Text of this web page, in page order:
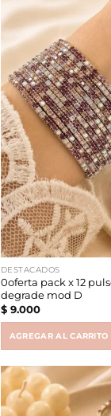
DESTACADOS
0oferta pack x 12
degrade mod D
$9.000
AGREGAR AL CARRITO